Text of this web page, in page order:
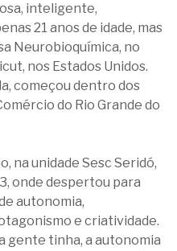
inteligente,
21 anos de idade, mas
Neurobioquímica, no
nos Estados Unidos.
começou dentro dos
do Rio Grande do
na unidade Sesc Seridó,
onde despertou para
autonomia,
e criatividade.
gente tinha, a autonomia